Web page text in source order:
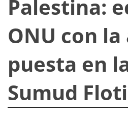
Palestina:
ONU con
puesta en
Sumud